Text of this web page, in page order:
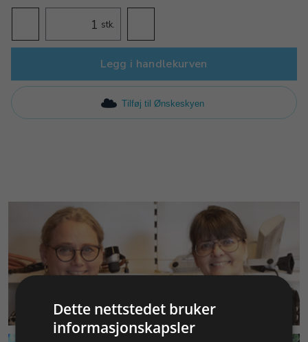
stk.
Legg i handlekurven
Tilføj til Ønskeskyen
KUNDESERVICE
Dette nettstedet bruker
informasjonskapsler